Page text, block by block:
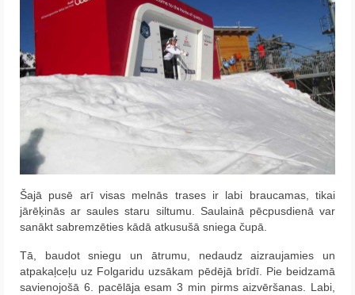
Šajā pusē arī visas melnās trases ir labi braucamas, tikai
jārēķinās ar saules staru siltumu. Saulainā pēcpusdienā var
sanākt sabremzēties kādā atkusušā sniega čupā.
Tā, baudot sniegu un ātrumu, nedaudz aizraujamies un
atpakaļceļu uz Folgaridu uzsākam pēdējā brīdī. Pie beidzamā
savienojošā 6. pacēlāja esam 3 min pirms aizvēršanas. Labi,